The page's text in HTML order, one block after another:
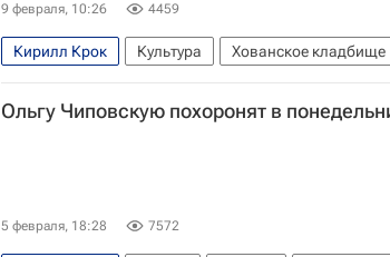
9 февраля, 10:26 4459
Кирилл Крок Культура Хованское кладбище
Ольгу Чиповскую похоронят в
5 февраля, 18:28 7572